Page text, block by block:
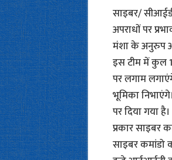
साइबर/
अपराधों पर
मंशा के अनुरुप
इस टीम में कुल
पर लगाम
भूमिका
पर दिया गया
प्रकार साइबर
साइबर कमांडो